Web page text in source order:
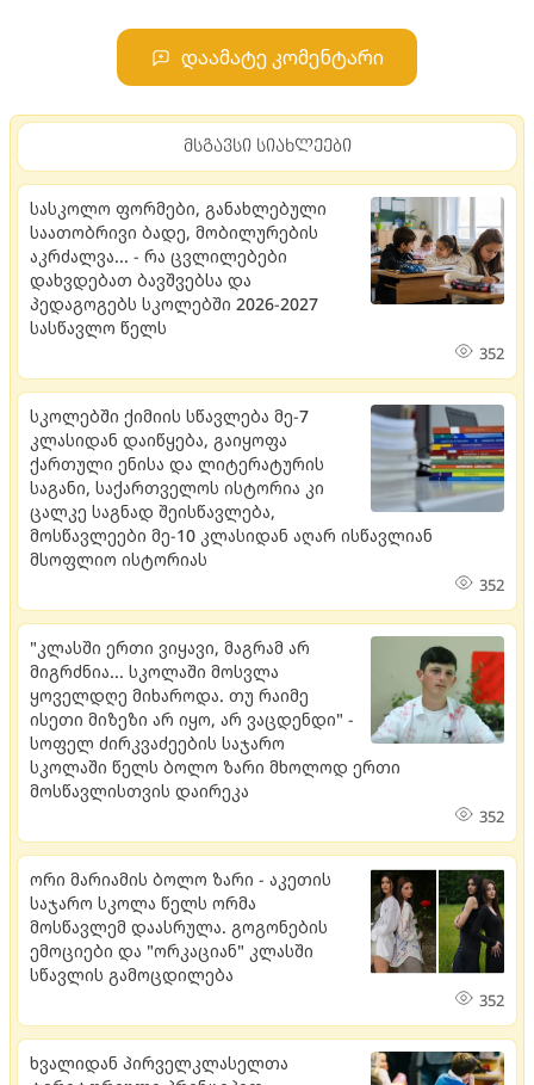
დაამატე კომენტარი
მსგავსი სიახლეები
სასკოლო ფორმები, განახლებული
საათობრივი ბადე, მობილურების
აკრძალვა... - რა ცვლილებები
დახვდებათ ბავშვებსა და
პედაგოგებს სკოლებში 2026-2027
სასწავლო წელს
352
სკოლებში ქიმიის სწავლება მე-7
კლასიდან დაიწყება, გაიყოფა
ქართული ენისა და ლიტერატურის
საგანი, საქართველოს ისტორია კი
ცალკე საგნად შეისწავლება,
მოსწავლეები მე-10 კლასიდან აღარ ისწავლიან
მსოფლიო ისტორიას
352
"კლასში ერთი ვიყავი, მაგრამ არ
მიგრძნია... სკოლაში მოსვლა
ყოველდღე მიხაროდა. თუ რაიმე
ისეთი მიზეზი არ იყო, არ ვაცდენდი" -
სოფელ ძირკვაძეების საჯარო
სკოლაში წელს ბოლო ზარი მხოლოდ ერთი
მოსწავლისთვის დაირეკა
352
ორი მარიამის ბოლო ზარი - აკეთის
საჯარო სკოლა წელს ორმა
მოსწავლემ დაასრულა. გოგონების
ემოციები და "ორკაციან" კლასში
სწავლის გამოცდილება
352
ხვალიდან პირველკლასელთა